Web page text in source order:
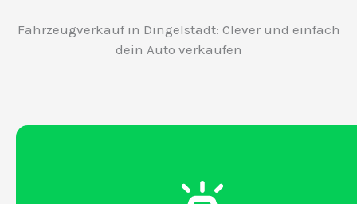
Fahrzeugverkauf in Dingelstädt: Clever und einfach
dein Auto verkaufen